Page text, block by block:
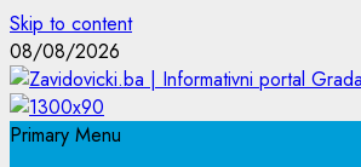
Skip to content
08/08/2026
Primary Menu